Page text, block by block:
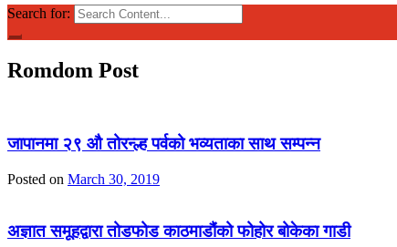
Search for:
Romdom Post
जापानमा २९ औ तोरन्ल्ह पर्वको भव्यताका साथ सम्पन्न
Posted on March 30, 2019
अज्ञात समूहद्वारा तोडफोड काठमाडौंको फोहोर बोकेका गाडी